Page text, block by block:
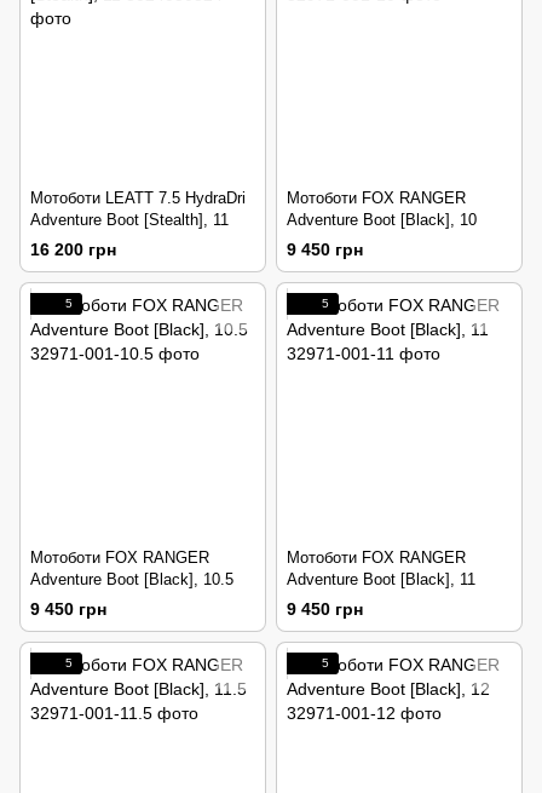
Мотоботи LEATT 7.5 HydraDri
Adventure Boot [Stealth], 11
16 200 грн
Мотоботи FOX RANGER
Adventure Boot [Black], 10
9 450 грн
5
Мотоботи FOX RANGER
Adventure Boot [Black], 10.5
9 450 грн
5
Мотоботи FOX RANGER
Adventure Boot [Black], 11
9 450 грн
5 5